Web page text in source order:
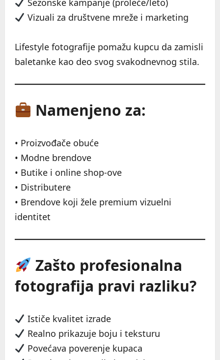
Sezonske kampanje (proleće/leto)
Vizuali za društvene mreže i marketing
Lifestyle fotografije pomažu kupcu da zamisli
baletanke kao deo svog svakodnevnog stila.
Namenjeno za:
• Proizvođače obuće
• Modne brendove
• Butike i online shop-ove
• Distributere
• Brendove koji žele premium vizuelni
identitet
Zašto profesionalna
fotografija pravi razliku?
Ističe kvalitet izrade
Realno prikazuje boju i teksturu
Povećava poverenje kupaca